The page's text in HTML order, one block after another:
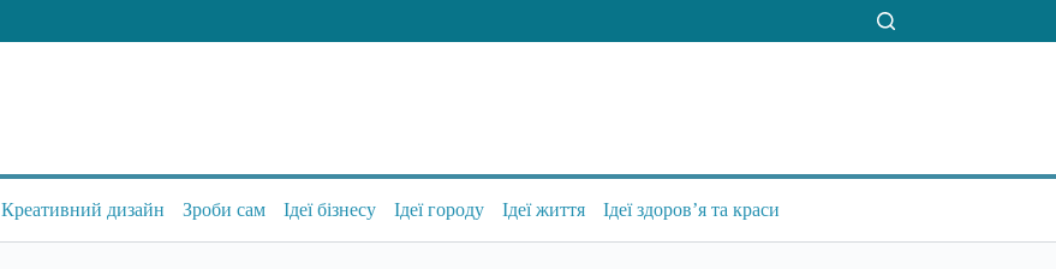
Креативний дизайн Зроби сам Ідеї бізнесу Ідеї городу Ідеї життя Ідеї здоров’я та краси